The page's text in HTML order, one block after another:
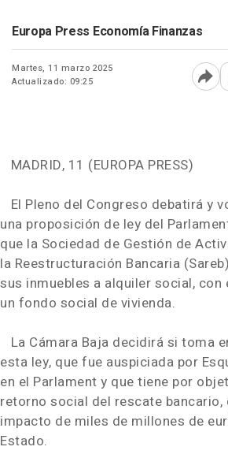
Europa Press Economía Finanzas
Martes, 11 marzo 2025
Actualizado: 09:25
MADRID, 11 (EUROPA PRESS)
El Pleno del Congreso debatirá y
una proposición de ley del
que la Sociedad de Gestión de
la Reestructuración Bancaria
sus inmuebles a alquiler social,
un fondo social de vivienda.
La Cámara Baja decidirá si toma
esta ley, que fue auspiciada por
en el Parlament y que tiene por
retorno social del rescate bancario,
impacto de miles de millones de
Estado.